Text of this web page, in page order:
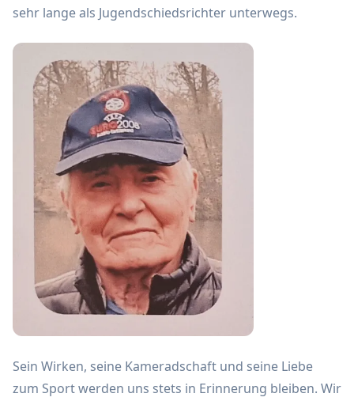
sehr lange als Jugendschiedsrichter unterwegs.
Sein Wirken, seine Kameradschaft und seine Liebe
zum Sport werden uns stets in Erinnerung bleiben. Wir